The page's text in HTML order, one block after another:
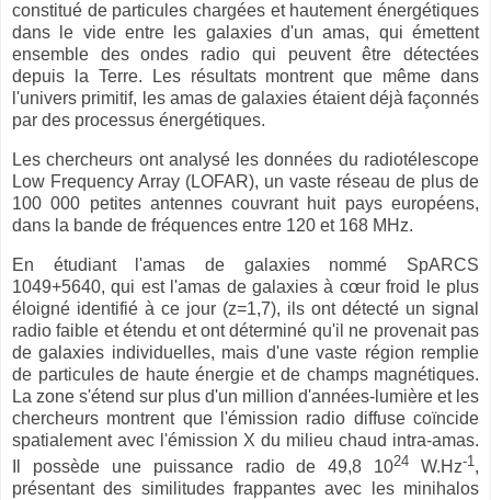
constitué de particules chargées et hautement énergétiques
dans le vide entre les galaxies d'un amas, qui émettent
ensemble des ondes radio qui peuvent être détectées
depuis la Terre. Les résultats montrent que même dans
l'univers primitif, les amas de galaxies étaient déjà façonnés
par des processus énergétiques.
Les chercheurs ont analysé les données du radiotélescope
Low Frequency Array (LOFAR), un vaste réseau de plus de
100 000 petites antennes couvrant huit pays européens,
dans la bande de fréquences entre 120 et 168 MHz.
En étudiant l'amas de galaxies nommé SpARCS
1049+5640, qui est l'amas de galaxies à cœur froid le plus
éloigné identifié à ce jour (z=1,7), ils ont détecté un signal
radio faible et étendu et ont déterminé qu'il ne provenait pas
de galaxies individuelles, mais d'une vaste région remplie
de particules de haute énergie et de champs magnétiques.
La zone s'étend sur plus d'un million d'années-lumière et les
chercheurs montrent que l'émission radio diffuse coïncide
spatialement avec l'émission X du milieu chaud intra-amas.
Il possède une puissance radio de 49,8 1024 W.Hz-1 ,
présentant des similitudes frappantes avec les minihalos